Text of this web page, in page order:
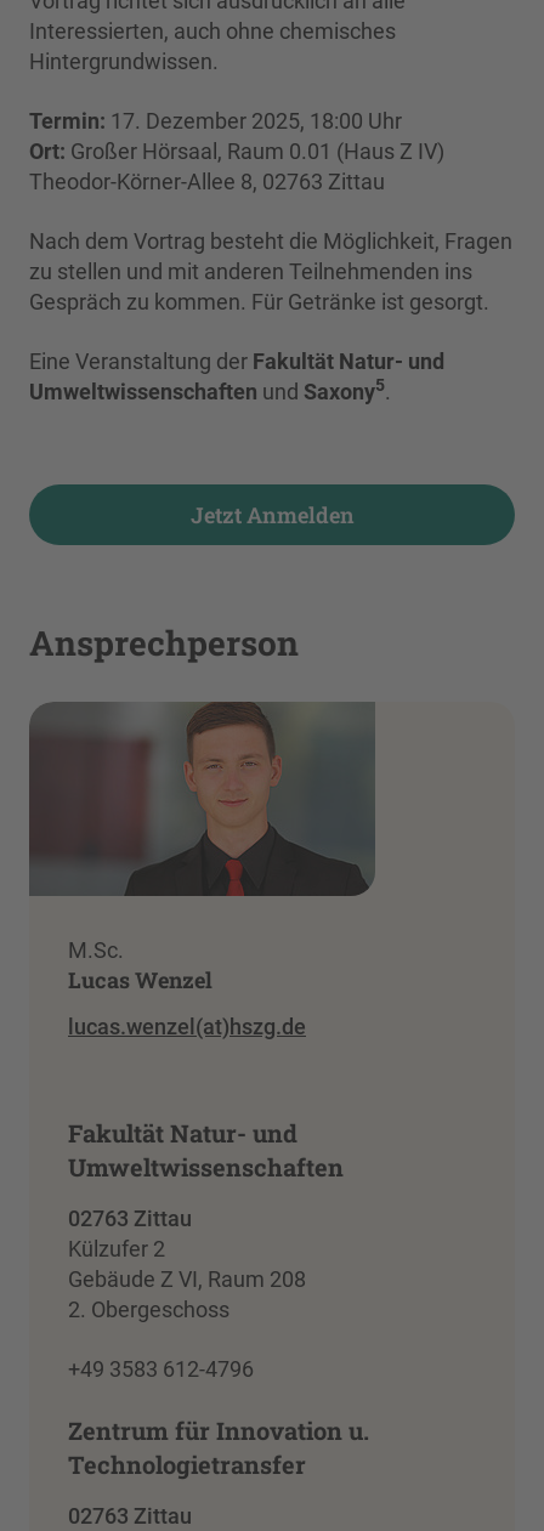
Interessierten, auch ohne chemisches
Hintergrundwissen.
Termin: 17. Dezember 2025, 18:00 Uhr
Ort: Großer Hörsaal, Raum 0.01 (Haus Z IV)
Theodor-Körner-Allee 8, 02763 Zittau
Nach dem Vortrag besteht die Möglichkeit, Fragen
zu stellen und mit anderen Teilnehmenden ins
Gespräch zu kommen. Für Getränke ist gesorgt.
Eine Veranstaltung der Fakultät Natur- und
Umweltwissenschaften und Saxony5.
Jetzt Anmelden
Ansprechperson
M.Sc.
Lucas Wenzel
lucas.wenzel(at)hszg.de
Fakultät Natur- und
Umweltwissenschaften
02763 Zittau
Külzufer 2
Gebäude Z VI, Raum 208
2. Obergeschoss
+49 3583 612-4796
Zentrum für Innovation u.
Technologietransfer
02763 Zittau